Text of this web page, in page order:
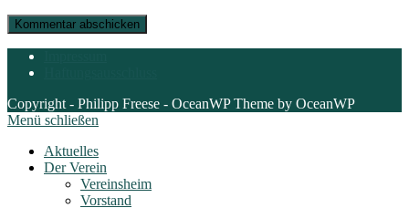
Copyright - Philipp Freese - OceanWP Theme by OceanWP
Menü schließen
Aktuelles
Der Verein
Vereinsheim
Vorstand